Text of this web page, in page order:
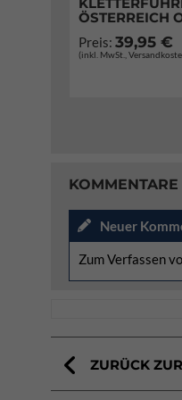
ÖSTERREICH
Preis: 39,95 €
(inkl. MwSt.,
KOMMENTARE
Neuer
Zum Verfassen
ZURÜCK